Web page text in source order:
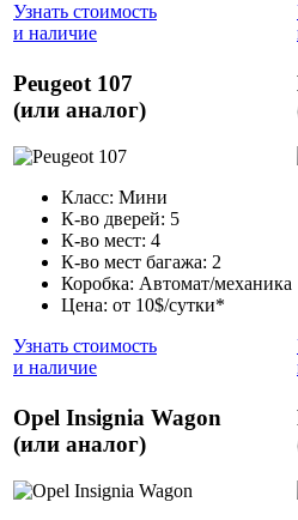
Узнать стоимость
и наличие
Peugeot 107
(или аналог)
Класс: Мини
К-во дверей: 5
К-во мест: 4
К-во мест багажа: 2
Коробка: Автомат/механика
Цена: от 10$/сутки*
Узнать стоимость
и наличие
Opel Insignia Wagon
(или аналог)